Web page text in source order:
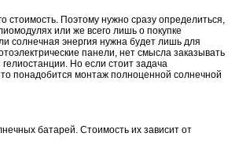
Поэтому нужно сразу определиться,
или же всего лишь о покупке
солнечная энергия нужна будет лишь для
панели, нет смысла заказывать
Но если стоит задача
понадобится монтаж полноценной солнечной
батарей. Стоимость их зависит от